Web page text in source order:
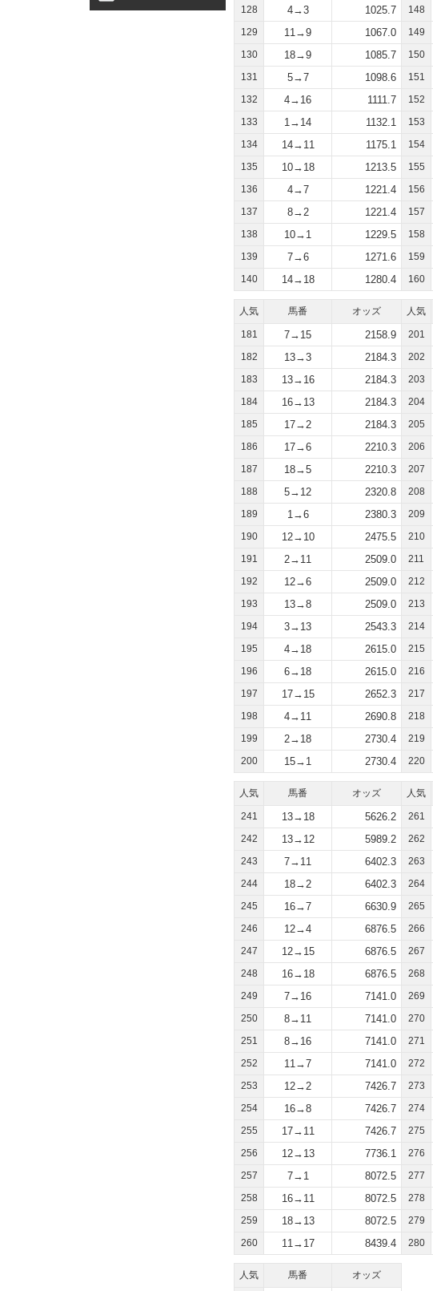
128 4→3 1025.7
129 11→9 1067.0
130 18→9 1085.7
131 5→7 1098.6
132 4→16 1111.7
133 1→14 1132.1
134 14→11 1175.1
135 10→18 1213.5
136 4→7 1221.4
137 8→2 1221.4
138 10→1 1229.5
139 7→6 1271.6
140 14→18 1280.4
148
149
150
151
152
153
154
155
156
157
158
159
160
人気 馬番 オッズ
181 7→15 2158.9
182 13→3 2184.3
183 13→16 2184.3
184 16→13 2184.3
185 17→2 2184.3
186 17→6 2210.3
187 18→5 2210.3
188 5→12 2320.8
189 1→6 2380.3
190 12→10 2475.5
191 2→11 2509.0
192 12→6 2509.0
193 13→8 2509.0
194 3→13 2543.3
195 4→18 2615.0
196 6→18 2615.0
197 17→15 2652.3
198 4→11 2690.8
199 2→18 2730.4
200 15→1 2730.4
人気
201
202
203
204
205
206
207
208
209
210
211
212
213
214
215
216
217
218
219
220
人気 馬番 オッズ
241 13→18 5626.2
242 13→12 5989.2
243 7→11 6402.3
244 18→2 6402.3
245 16→7 6630.9
246 12→4 6876.5
247 12→15 6876.5
248 16→18 6876.5
249 7→16 7141.0
250 8→11 7141.0
251 8→16 7141.0
252 11→7 7141.0
253 12→2 7426.7
254 16→8 7426.7
255 17→11 7426.7
256 12→13 7736.1
257 7→1 8072.5
258 16→11 8072.5
259 18→13 8072.5
260 11→17 8439.4
人気
261
262
263
264
265
266
267
268
269
270
271
272
273
274
275
276
277
278
279
280
人気 馬番 オッズ